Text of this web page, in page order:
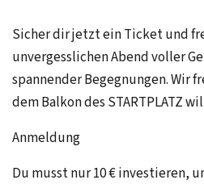
Sicher dir jetzt ein Ticket und
unvergesslichen Abend voller
spannender Begegnungen. Wir
dem Balkon des STARTPLATZ
Anmeldung
Du musst nur 10 € investieren,